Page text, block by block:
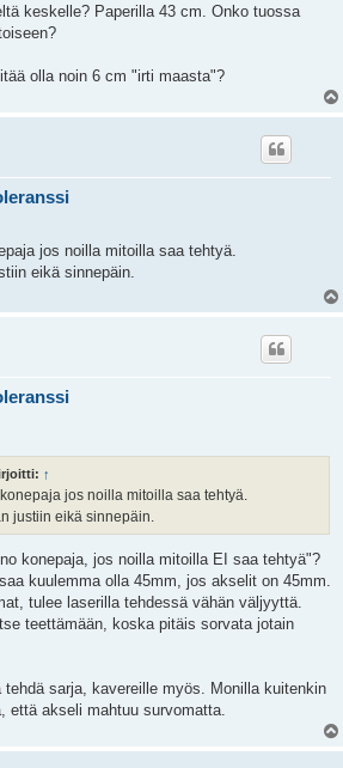
keskelle? Paperilla 43 cm. Onko tuossa
olla noin 6 cm "irti maasta"?
jos noilla mitoilla saa tehtyä.
eikä sinnepäin.
↑
jos noilla mitoilla saa tehtyä.
justiin eikä sinnepäin.
konepaja, jos noilla mitoilla EI saa tehtyä"?
kuulemma olla 45mm, jos akselit on 45mm.
tulee laserilla tehdessä vähän väljyyttä.
teettämään, koska pitäis sorvata jotain
sarja, kavereille myös. Monilla kuitenkin
että akseli mahtuu survomatta.